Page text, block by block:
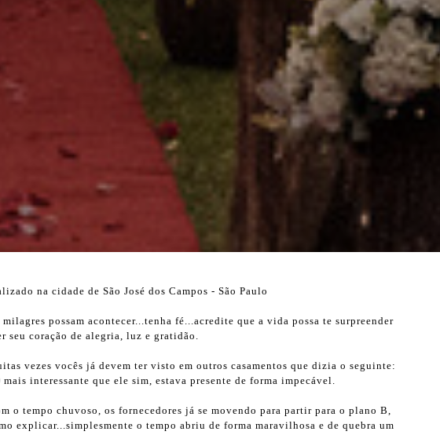
na cidade de São José dos Campos - São Paulo
possam acontecer...tenha fé...acredite que a vida possa te surpreender
seu coração de alegria, luz e gratidão.
vezes vocês já devem ter visto em outros casamentos que dizia o seguinte:
interessante que ele sim, estava presente de forma impecável.
o tempo chuvoso, os fornecedores já se movendo para partir para o plano B,
explicar...simplesmente o tempo abriu de forma maravilhosa e de quebra um